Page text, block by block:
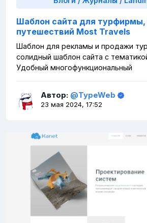
Шаблон сайта для
путешествий Most Travels
Шаблон для рекламы и продажи
солидный шаблон сайта с
Удобный многофункциональный
Автор: @TypeWeb
23 мая 2024, 17:52